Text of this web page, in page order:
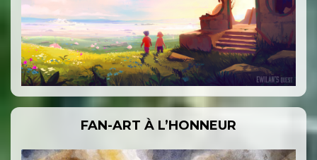
FAN-ART À L’HONNEUR